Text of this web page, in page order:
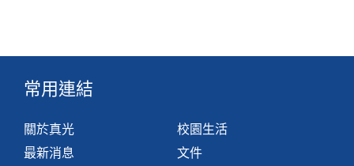
常用連結
關於真光
最新消息
校園生活
文件